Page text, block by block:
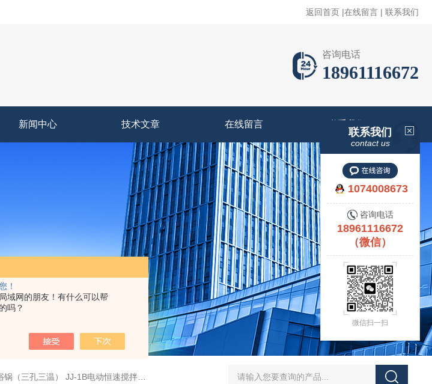
！
域网的朋友！有什么可以帮
吗？
返回首页 |在线留言 | 联系我们
咨询电话
18961116672
新闻中心 技术文章 在线留言 联系我们
（三孔三温） JJ-1B电动恒速搅拌器 SHZ-D（Ⅲ）循环水式多用真空泵厂家价格 XK97-A菌落计数器生产厂家
联系我们
contact us
1074008673
咨询电话
18961116672
（微信）
微信扫一扫